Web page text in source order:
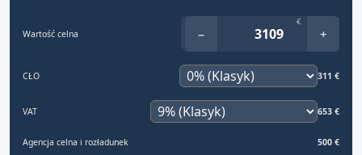
Wartość celna −
€
+
CŁO 311 €
VAT 653 €
Agencja celna i rozładunek 500 €